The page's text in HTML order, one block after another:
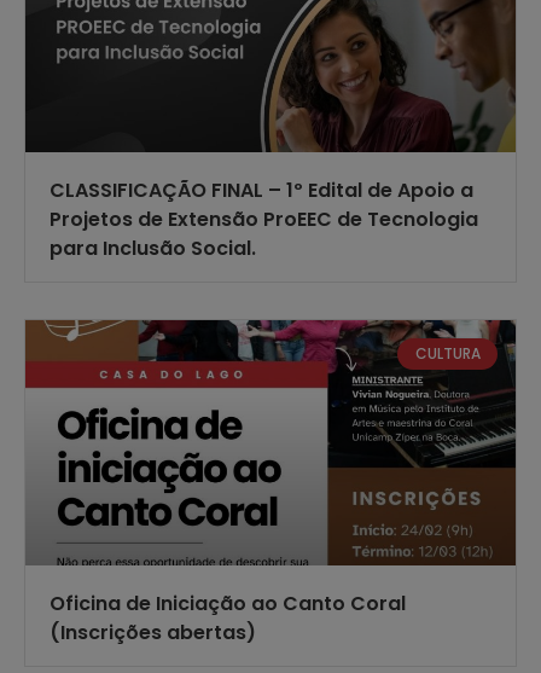
CLASSIFICAÇÃO FINAL – 1º Edital de Apoio a
Projetos de Extensão ProEEC de Tecnologia
para Inclusão Social.
CULTURA
Oficina de Iniciação ao Canto Coral
(Inscrições abertas)